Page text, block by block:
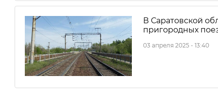
В Саратовской
пригородных
03 апреля 2025 - 13:40